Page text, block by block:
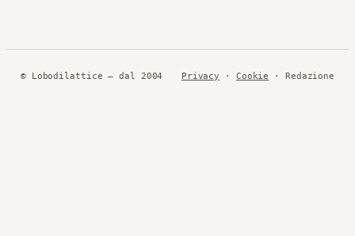
© Lobodilattice — dal 2004 Privacy · Cookie · Redazione